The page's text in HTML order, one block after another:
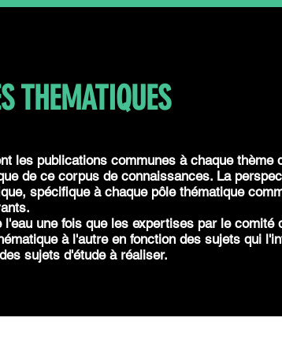
THEMATIQUES
les publications communes à chaque
de ce corpus de connaissances. La
spécifique à chaque pôle thématique
une fois que les expertises par le comité
à l'autre en fonction des sujets qui
sujets d'étude à réaliser.